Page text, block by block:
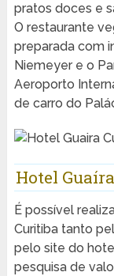
pratos doces e
O restaurante
preparada com
Niemeyer e o
Aeroporto
de carro do
Hotel
É possível
Curitiba tanto
pelo site do
pesquisa de